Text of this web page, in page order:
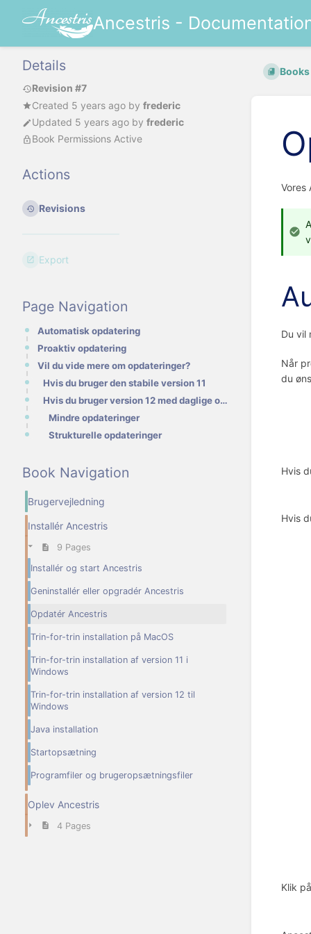
Ancestris -
Details
Revision #7
Created 5 years ago by frederic
Updated 5 years ago by frederic
Book Permissions Active
Actions
Revisions
Export
Page Navigation
Automatisk opdatering
Proaktiv opdatering
Vil du vide mere om opdateringer?
Hvis du bruger den stabile version 11
Hvis du bruger version 12 med daglige opdateringer
Mindre opdateringer
Strukturelle opdateringer
Book Navigation
Brugervejledning
Installér Ancestris
9 Pages
Installér og start Ancestris
Geninstallér eller opgradér Ancestris
Opdatér Ancestris
Trin-for-trin installation på MacOS
Trin-for-trin installation af version 11 i
Windows
Trin-for-trin installation af version 12 til
Windows
Java installation
Startopsætning
Programfiler og brugeropsætningsfiler
Oplev Ancestris
4 Pages
Books
Vores
Du vil
Når
du
Hvis
Hvis
Klik på